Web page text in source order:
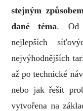
stejným
dané téma. Od
nejlepších
nejvýhodnějších
až po technické
nebo jak řešit
vytvořena na